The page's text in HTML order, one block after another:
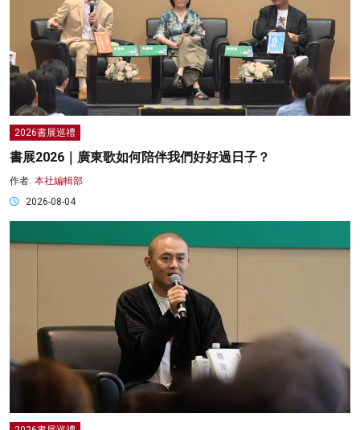
2026書展巡禮
書展2026｜廣東歌如何陪伴我們好好過日子？
作者: 本社編輯部
2026-08-04